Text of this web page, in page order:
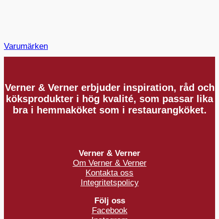
Varumärken
Verner & Verner erbjuder inspiration, råd och
köksprodukter i hög kvalité, som passar lika
bra i hemmaköket som i restaurangköket.
Verner & Verner
Om Verner & Verner
Kontakta oss
Integritetspolicy
Följ oss
Facebook